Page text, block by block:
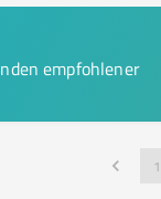
empfohlener
1